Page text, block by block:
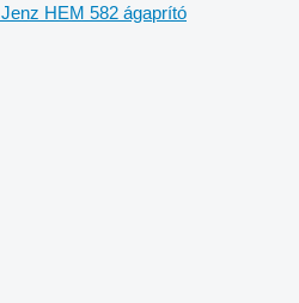
Jenz HEM 582 ágaprító